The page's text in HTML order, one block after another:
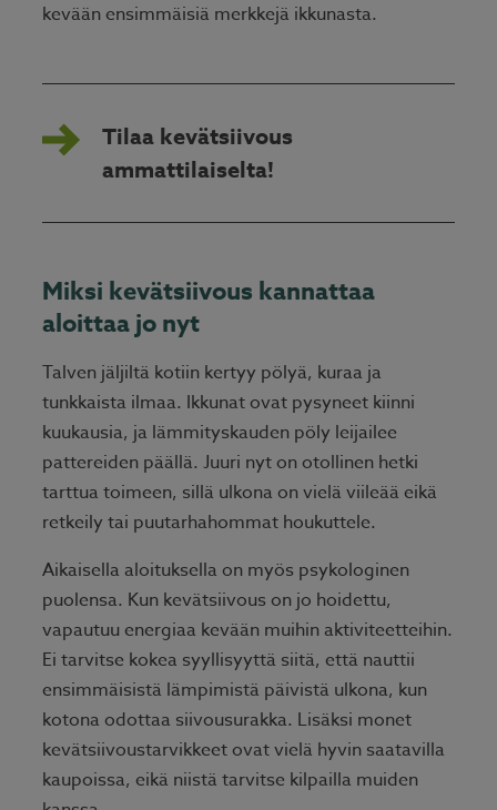
kevään ensimmäisiä merkkejä ikkunasta.
Tilaa kevätsiivous
ammattilaiselta!
Miksi kevätsiivous kannattaa
aloittaa jo nyt
Talven jäljiltä kotiin kertyy pölyä, kuraa ja
tunkkaista ilmaa. Ikkunat ovat pysyneet kiinni
kuukausia, ja lämmityskauden pöly leijailee
pattereiden päällä. Juuri nyt on otollinen hetki
tarttua toimeen, sillä ulkona on vielä viileää eikä
retkeily tai puutarhahommat houkuttele.
Aikaisella aloituksella on myös psykologinen
puolensa. Kun kevätsiivous on jo hoidettu,
vapautuu energiaa kevään muihin aktiviteetteihin.
Ei tarvitse kokea syyllisyyttä siitä, että nauttii
ensimmäisistä lämpimistä päivistä ulkona, kun
kotona odottaa siivousurakka. Lisäksi monet
kevätsiivoustarvikkeet ovat vielä hyvin saatavilla
kaupoissa, eikä niistä tarvitse kilpailla muiden